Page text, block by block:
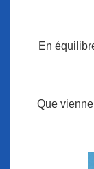
En
Que